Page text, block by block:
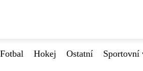
Fotbal Hokej Ostatní Sportovní